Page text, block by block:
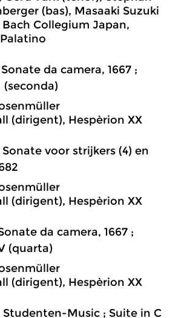
(bas), Masaaki Suzuki
Collegium Japan,
da camera, 1667 ;
(seconda)
(dirigent), Hespèrion XX
Sonate voor strijkers (4) en
(dirigent), Hespèrion XX
da camera, 1667 ;
(quarta)
(dirigent), Hespèrion XX
Studenten-Music ; Suite in C